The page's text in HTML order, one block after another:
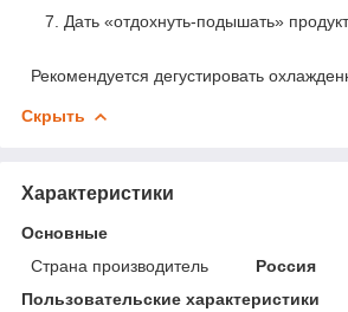
Дать «отдохнуть-подышать»
Рекомендуется дегустировать
Скрыть
Характеристики
Основные
Страна производитель
Россия
Пользовательские характеристики